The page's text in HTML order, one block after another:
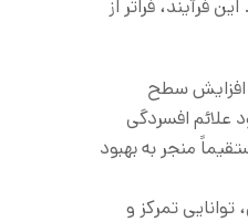
فرآیند، فراتر از
افزایش سطح
افسردگی
منجر به بهبود
تمرکز و